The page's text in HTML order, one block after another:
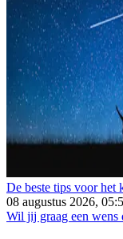
De beste tips voor het
08 augustus 2026,
Wil jij graag een wens